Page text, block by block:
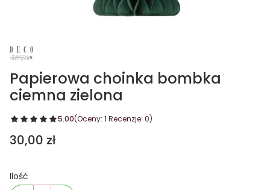
Papierowa choinka bombka
ciemna zielona
5.00(Oceny: 1 Recenzje: 0)
Cena
30,00 zł
Ilość